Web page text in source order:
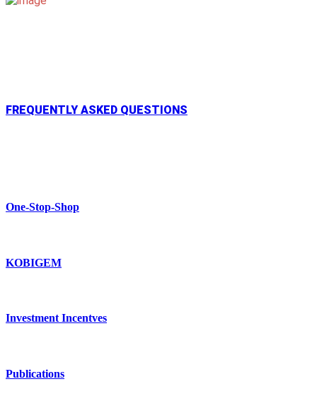
FREQUENTLY ASKED QUESTIONS
One-Stop-Shop
KOBIGEM
Investment Incentves
Publications